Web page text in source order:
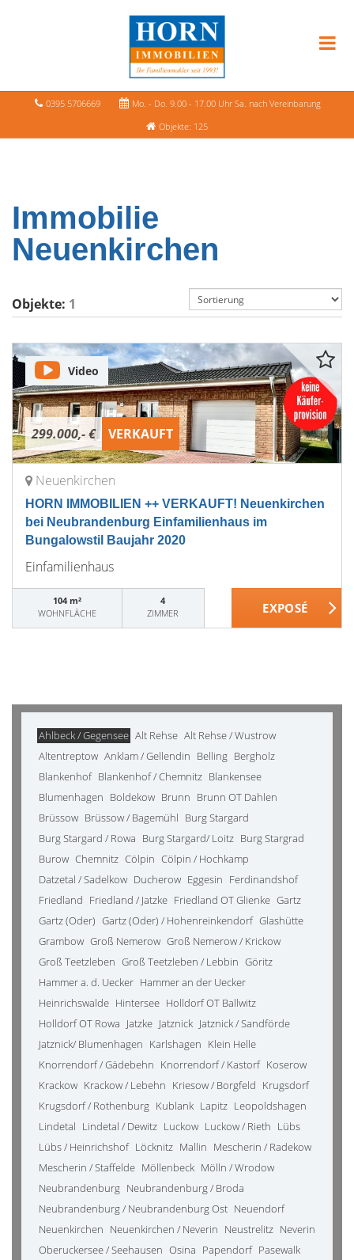
0395 5706669
Mo. - Do. 9.00 - 17.00 Uhr Sa. nach Vereinbarung
Objekte: 125
Immobilie
Neuenkirchen
Objekte: 1
299.000,- € VERKAUFT
Video
Neuenkirchen
HORN IMMOBILIEN ++ VERKAUFT! Neuenkirchen
bei Neubrandenburg Einfamilienhaus im
Bungalowstil Baujahr 2020
Einfamilienhaus
104 m²
WOHNFLÄCHE
4
ZIMMER
Ahlbeck / Gegensee Alt Rehse Alt Rehse / Wustrow
Altentreptow Anklam / Gellendin Belling Bergholz
Blankenhof Blankenhof / Chemnitz Blankensee
Blumenhagen Boldekow Brunn Brunn OT Dahlen
Brüssow Brüssow / Bagemühl Burg Stargard
Burg Stargard / Rowa Burg Stargard/ Loitz Burg Stargrad
Burow Chemnitz Cölpin Cölpin / Hochkamp
Datzetal / Sadelkow Ducherow Eggesin Ferdinandshof
Friedland Friedland / Jatzke Friedland OT Glienke Gartz
Gartz (Oder) Gartz (Oder) / Hohenreinkendorf Glashütte
Grambow Groß Nemerow Groß Nemerow / Krickow
Groß Teetzleben Groß Teetzleben / Lebbin Göritz
Hammer a. d. Uecker Hammer an der Uecker
Heinrichswalde Hintersee Holldorf OT Ballwitz
Holldorf OT Rowa Jatzke Jatznick Jatznick / Sandförde
Jatznick/ Blumenhagen Karlshagen Klein Helle
Knorrendorf / Gädebehn Knorrendorf / Kastorf Koserow
Krackow Krackow / Lebehn Kriesow / Borgfeld Krugsdorf
Krugsdorf / Rothenburg Kublank Lapitz Leopoldshagen
Lindetal Lindetal / Dewitz Luckow Luckow / Rieth Lübs
Lübs / Heinrichshof Löcknitz Mallin Mescherin / Radekow
Mescherin / Staffelde Möllenbeck Mölln / Wrodow
Neubrandenburg Neubrandenburg / Broda
Neubrandenburg / Neubrandenburg Ost Neuendorf
Neuenkirchen Neuenkirchen / Neverin Neustrelitz Neverin
Oberuckersee / Seehausen Osina Papendorf Pasewalk